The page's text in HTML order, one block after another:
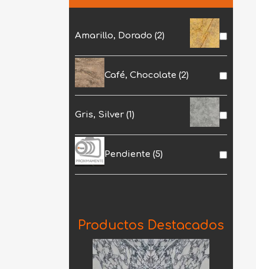
Amarillo, Dorado (2)
Café, Chocolate (2)
Gris, Silver (1)
Pendiente (5)
Productos Destacados